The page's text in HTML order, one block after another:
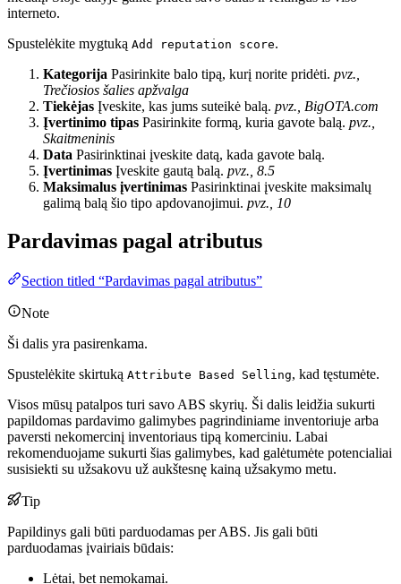
interneto.
Spustelėkite mygtuką Add reputation score.
Kategorija Pasirinkite balo tipą, kurį norite pridėti. pvz.,
Trečiosios šalies apžvalga
Tiekėjas Įveskite, kas jums suteikė balą. pvz., BigOTA.com
Įvertinimo tipas Pasirinkite formą, kuria gavote balą. pvz.,
Skaitmeninis
Data Pasirinktinai įveskite datą, kada gavote balą.
Įvertinimas Įveskite gautą balą. pvz., 8.5
Maksimalus įvertinimas Pasirinktinai įveskite maksimalų
galimą balą šio tipo apdovanojimui. pvz., 10
Pardavimas pagal atributus
Section titled “Pardavimas pagal atributus”
Note
Ši dalis yra pasirenkama.
Spustelėkite skirtuką Attribute Based Selling, kad tęstumėte.
Visos mūsų patalpos turi savo ABS skyrių. Ši dalis leidžia sukurti
papildomas pardavimo galimybes pagrindiniame inventoriuje arba
paversti nekomercinį inventoriaus tipą komerciniu. Labai
rekomenduojame sukurti šias galimybes, kad galėtumėte potencialiai
susisiekti su užsakovu už aukštesnę kainą užsakymo metu.
Tip
Papildinys gali būti parduodamas per ABS. Jis gali būti
parduodamas įvairiais būdais:
Lėtai, bet nemokamai.